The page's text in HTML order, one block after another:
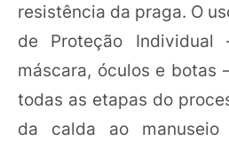
resistência da praga. O
de Proteção
máscara, óculos e
todas as etapas do
da calda ao